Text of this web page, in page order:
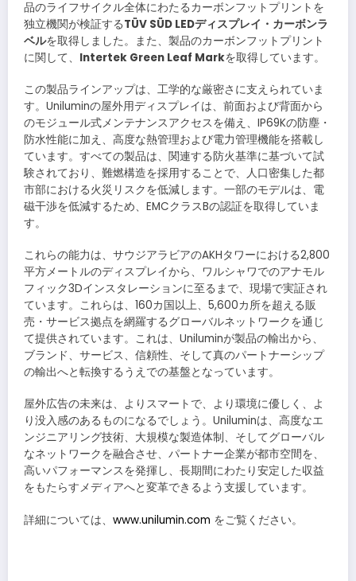
品のライフサイクル全体にわたるカーボンフットプリントを
独立機関が検証するTÜV SÜD LEDディスプレイ・カーボンラ
ベルを取得しました。また、製品のカーボンフットプリント
に関して、 Intertek Green Leaf Markを取得しています。
この製品ラインアップは、工学的な厳密さに支えられていま
す。Uniluminの屋外用ディスプレイは、前面および背面から
のモジュール式メンテナンスアクセスを備え、IP69Kの防塵・
防水性能に加え、高度な熱管理および電力管理機能を搭載し
ています。すべての製品は、関連する防火基準に基づいて試
験されており、難燃構造を採用することで、人口密集した都
市部における火災リスクを低減します。一部のモデルは、電
磁干渉を低減するため、EMCクラスBの認証を取得していま
す。
これらの能力は、サウジアラビアのAKHタワーにおける2,800
平方メートルのディスプレイから、ワルシャワでのアナモル
フィック3Dインスタレーションに至るまで、現場で実証され
ています。これらは、160カ国以上、5,600カ所を超える販
売・サービス拠点を網羅するグローバルネットワークを通じ
て提供されています。これは、Uniluminが製品の輸出から、
ブランド、サービス、信頼性、そして真のパートナーシップ
の輸出へと転換するうえでの基盤となっています。
屋外広告の未来は、よりスマートで、より環境に優しく、よ
り没入感のあるものになるでしょう。Uniluminは、高度なエ
ンジニアリング技術、大規模な製造体制、そしてグローバル
なネットワークを融合させ、パートナー企業が都市空間を、
高いパフォーマンスを発揮し、長期間にわたり安定した収益
をもたらすメディアへと変革できるよう支援しています。
詳細については、 www.unilumin.com をご覧ください。